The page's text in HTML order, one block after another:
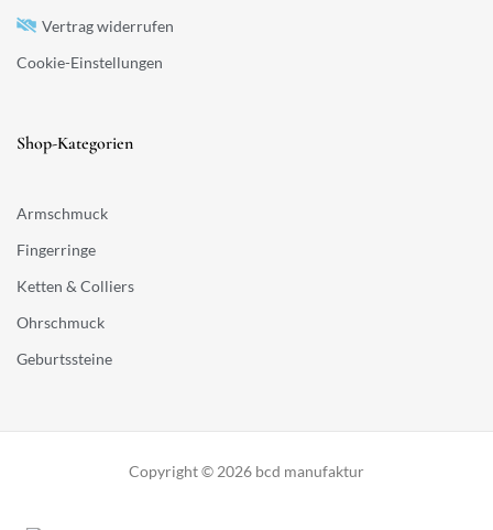
Vertrag widerrufen
Cookie-Einstellungen
Shop-Kategorien
Armschmuck
Fingerringe
Ketten & Colliers
Ohrschmuck
Geburtssteine
Copyright © 2026 bcd manufaktur